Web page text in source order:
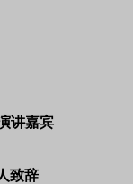
讲嘉宾
致辞